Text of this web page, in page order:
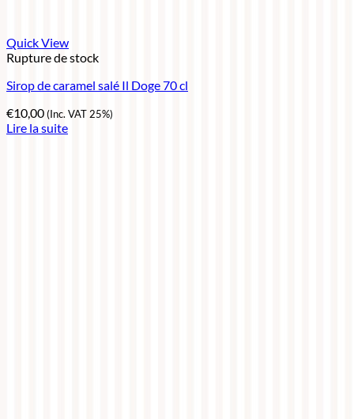
Quick View
Rupture de stock
Sirop de caramel salé Il Doge 70 cl
€10,00(Inc. VAT 25%)
Lire la suite